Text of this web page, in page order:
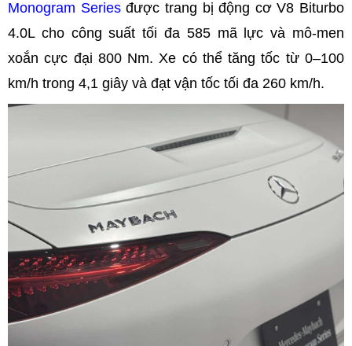
Monogram Seriesđược trang bị động cơ V8 Biturbo
4.0L cho công suất tối đa 585 mã lực và mô-men
xoắn cực đại 800 Nm. Xe có thể tăng tốc từ 0–100
km/h trong 4,1 giây và đạt vận tốc tối đa 260 km/h.